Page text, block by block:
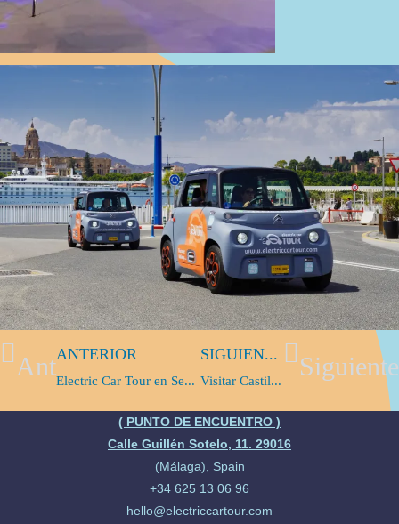
AntANTERIOR
Electric Car Tour en Sea Trade Cruise Med: Innovación Sostenible para Cruceristas en Málaga
SIGUIENTE
Visitar Castillo de Gibralfaro en Málaga: todo lo que debes saber Siguiente
( PUNTO DE ENCUENTRO )
Calle Guillén Sotelo, 11. 29016
(Málaga), Spain
+34 625 13 06 96
hello@electriccartour.com